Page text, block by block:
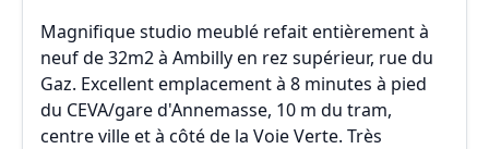
Magnifique studio meublé refait entièrement à
neuf de 32m2 à Ambilly en rez supérieur, rue du
Gaz. Excellent emplacement à 8 minutes à pied
du CEVA/gare d'Annemasse, 10 m du tram,
centre ville et à côté de la Voie Verte. Très